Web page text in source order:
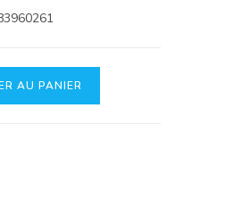
AU PANIER